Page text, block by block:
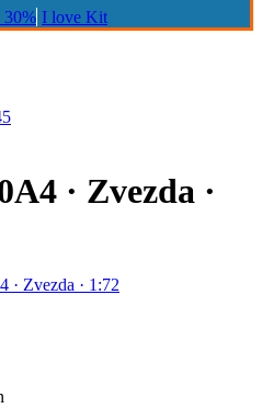
30% I love Kit
· Zvezda ·